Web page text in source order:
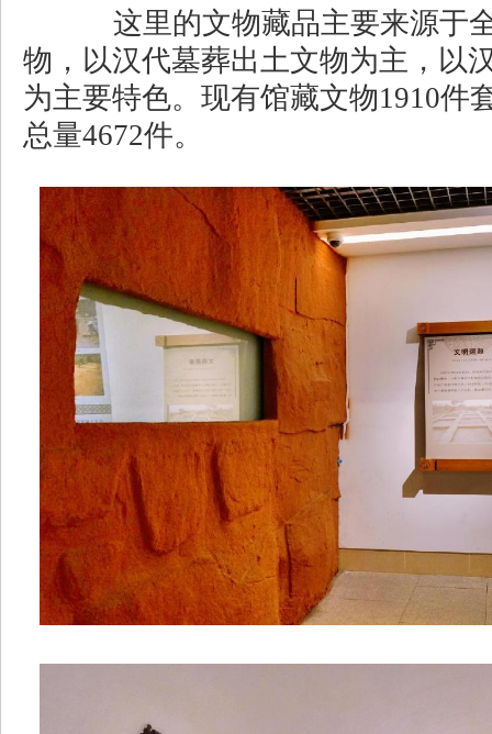
这里的文物藏品主要来源于
物，以汉代墓葬出土文物为主，以
为主要特色。现有馆藏文物1910件
总量4672件。